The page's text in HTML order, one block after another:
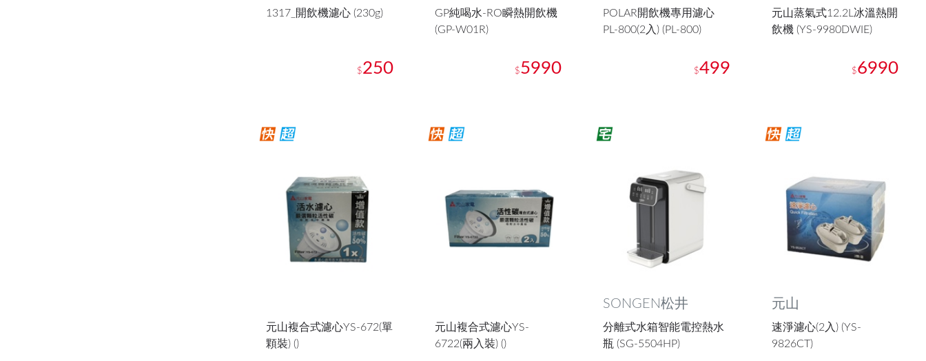
1317_開飲機濾心 (230g)
$250
GP純喝水-RO瞬熱開飲機
(GP-W01R)
$5990
POLAR開飲機專用濾心
PL-800(2入) (PL-800)
$499
元山蒸氣式12.2L冰溫熱開
飲機 (YS-9980DWIE)
$6990
元山複合式濾心YS-672(單
顆裝) ()
元山複合式濾心YS-
6722(兩入裝) ()
SONGEN松井
分離式水箱智能電控熱水
瓶 (SG-5504HP)
元山
速淨濾心(2入) (YS-
9826CT)